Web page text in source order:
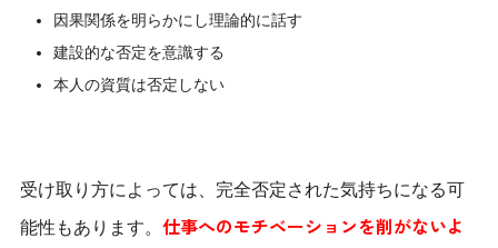
因果関係を明らかにし理論的に話す
建設的な否定を意識する
本人の資質は否定しない
受け取り方によっては、完全否定された気持ちになる可
能性もあります。 仕事へのモチベーションを削がないよ